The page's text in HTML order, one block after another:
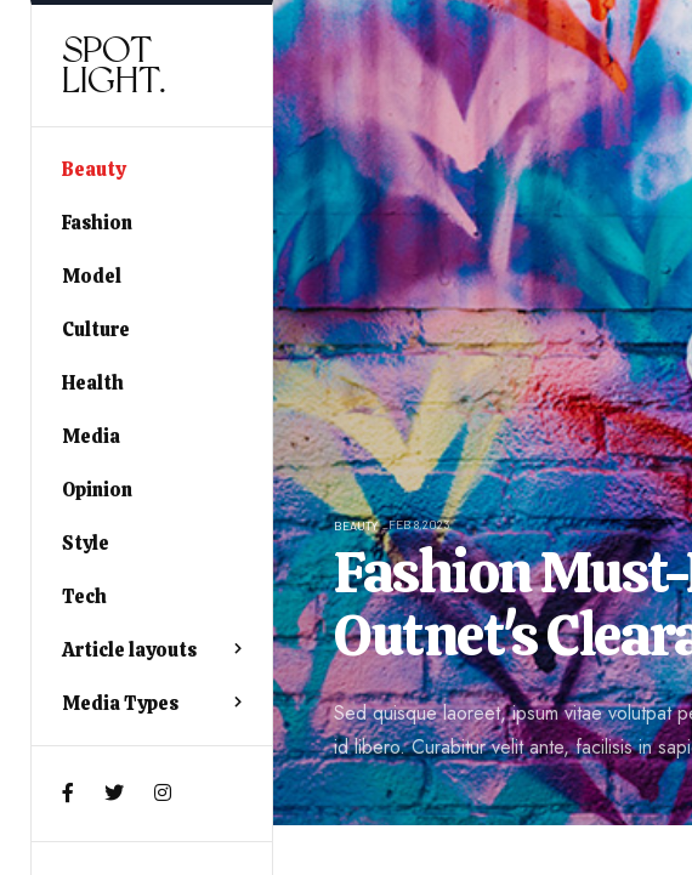
SPOT
LIGHT.
Beauty
Fashion
Model
Culture
Health
Media
Opinion
Style
Tech
Article layouts
Media Types
BEAUTY FEB 8,2023
Fashion
Outnet's
Sed quisque laoreet, ipsum vitae volutpat
id libero. Curabitur velit ante, facilisis in